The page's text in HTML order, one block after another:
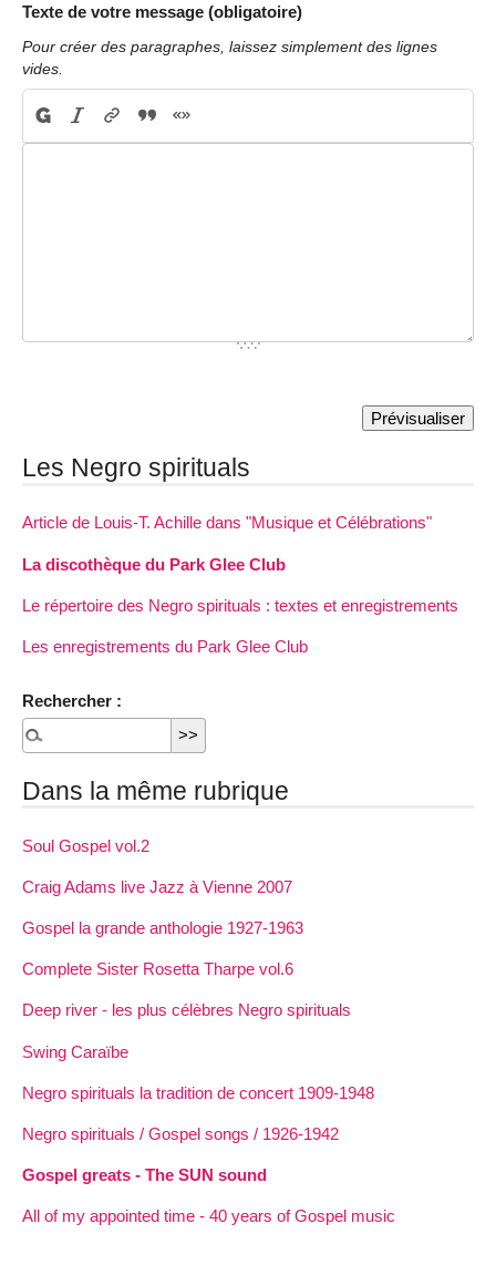
Texte de votre message (obligatoire)
Pour créer des paragraphes, laissez simplement des lignes
vides.
Les Negro spirituals
Article de Louis-T. Achille dans "Musique et Célébrations"
La discothèque du Park Glee Club
Le répertoire des Negro spirituals : textes et enregistrements
Les enregistrements du Park Glee Club
Rechercher :
Dans la même rubrique
Soul Gospel vol.2
Craig Adams live Jazz à Vienne 2007
Gospel la grande anthologie 1927-1963
Complete Sister Rosetta Tharpe vol.6
Deep river - les plus célèbres Negro spirituals
Swing Caraïbe
Negro spirituals la tradition de concert 1909-1948
Negro spirituals / Gospel songs / 1926-1942
Gospel greats - The SUN sound
All of my appointed time - 40 years of Gospel music